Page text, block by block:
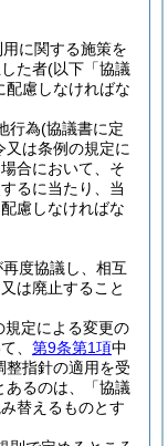
に関する施策を
た者(以下「協議
配慮しなければな
行為(協議書に定
又は条例の規定に
合において、そ
るに当たり、当
慮しなければな
度協議し、相互
は廃止すること
規定による変更の
、 第9条第1項中
整指針の適用を受
あるのは、「協議
替えるものとす